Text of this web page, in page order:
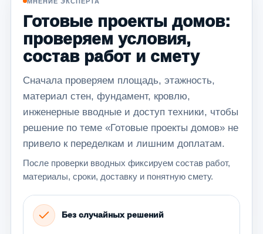
Готовые проекты домов:
проверяем условия,
состав работ и смету
Сначала проверяем площадь, этажность,
материал стен, фундамент, кровлю,
инженерные вводные и доступ техники, чтобы
решение по теме «Готовые проекты домов» не
привело к переделкам и лишним доплатам.
После проверки вводных фиксируем состав работ,
материалы, сроки, доставку и понятную смету.
Без случайных решений